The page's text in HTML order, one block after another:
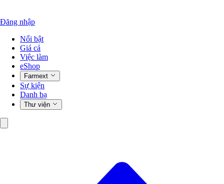
Đăng nhập
Nổi bật
Giá cả
Việc làm
eShop
Farmext
Sự kiện
Danh bạ
Thư viện